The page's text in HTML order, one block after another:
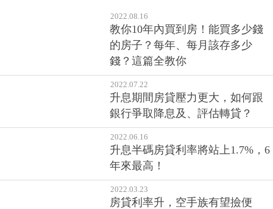
2022.08.16
教你10年內買到房！能買多少錢
的房子？每年、每月該存多少
錢？這篇全教你
2022.07.22
升息期間房貸壓力更大，如何跟
銀行爭取降息及、評估轉貸？
2022.06.16
升息半碼房貸利率將站上1.7%，6
年來最高！
2022.03.23
房貸利率升，空手族有望撿便